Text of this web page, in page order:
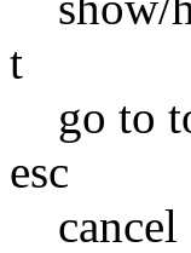
t
go to
esc
cancel